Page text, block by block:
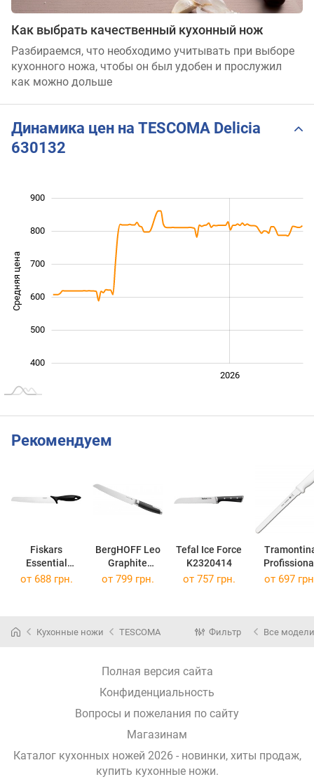
Как выбрать качественный кухонный нож
Разбираемся, что необходимо учитывать при выборе
кухонного ножа, чтобы он был удобен и прослужил
как можно дольше
Динамика цен на TESCOMA Delicia
630132
Средняя цена
400
500
600
700
800
900
2026
Рекомендуем
Fiskars
Essential
1023774
BergHOFF Leo
Graphite
3950353
Tefal Ice Force
K2320414
Master
от 688 грн. от 799 грн. от 757 грн. от 697
Кухонные ножи TESCOMA Фильтр Все модели
Полная версия сайта
Конфиденциальность
Вопросы и пожелания по сайту
Магазинам
Каталог кухонных ножей 2026 - новинки, хиты продаж,
купить кухонные ножи.